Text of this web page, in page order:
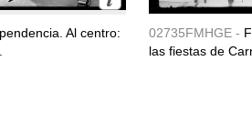
Al centro:
02735FMHGE -
las fiestas de